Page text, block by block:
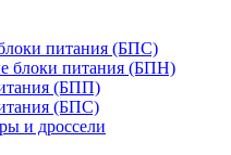
питания (БПС)
блоки питания (БПН)
(БПП)
(БПС)
и дроссели